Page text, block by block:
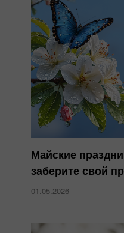
Майские
заберите свой
01.05.2026